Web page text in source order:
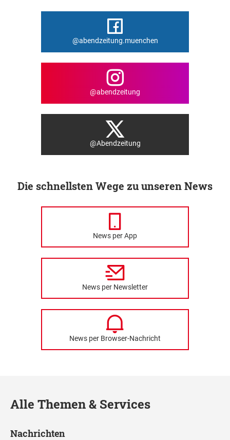
@abendzeitung.muenchen
@abendzeitung
@Abendzeitung
Die schnellsten Wege zu unseren News
News per App
News per Newsletter
News per Browser-Nachricht
Alle Themen & Services
Nachrichten